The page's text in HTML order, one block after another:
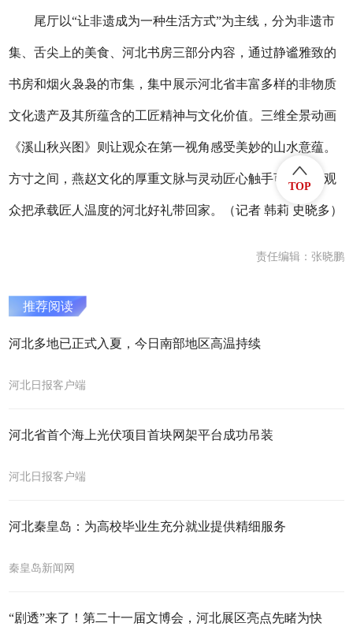
尾厅以“让非遗成为一种生活方式”为主线，分为非遗市
集、舌尖上的美食、河北书房三部分内容，通过静谧雅致的
书房和烟火袅袅的市集，集中展示河北省丰富多样的非物质
文化遗产及其所蕴含的工匠精神与文化价值。三维全景动画
《溪山秋兴图》则让观众在第一视角感受美妙的山水意蕴。
方寸之间，燕赵文化的厚重文脉与灵动匠心触手可及，让观
众把承载匠人温度的河北好礼带回家。（记者 韩莉 史晓多）
责任编辑：张晓鹏
推荐阅读
河北多地已正式入夏，今日南部地区高温持续
河北日报客户端
河北省首个海上光伏项目首块网架平台成功吊装
河北日报客户端
河北秦皇岛：为高校毕业生充分就业提供精细服务
秦皇岛新闻网
“剧透”来了！第二十一届文博会，河北展区亮点先睹为快
TOP